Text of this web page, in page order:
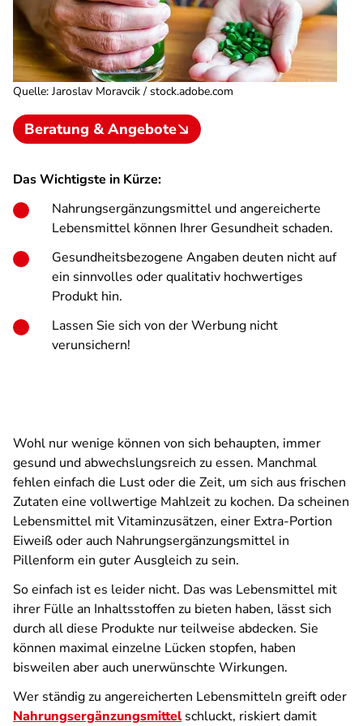
Quelle: Jaroslav Moravcik / stock.adobe.com
Beratung & Angebote
Das Wichtigste in Kürze:
Nahrungsergänzungsmittel und angereicherte
Lebensmittel können Ihrer Gesundheit schaden.
Gesundheitsbezogene Angaben deuten nicht auf
ein sinnvolles oder qualitativ hochwertiges
Produkt hin.
Lassen Sie sich von der Werbung nicht
verunsichern!
Wohl nur wenige können von sich behaupten, immer
gesund und abwechslungsreich zu essen. Manchmal
fehlen einfach die Lust oder die Zeit, um sich aus frischen
Zutaten eine vollwertige Mahlzeit zu kochen. Da scheinen
Lebensmittel mit Vitaminzusätzen, einer Extra-Portion
Eiweiß oder auch Nahrungsergänzungsmittel in
Pillenform ein guter Ausgleich zu sein.
So einfach ist es leider nicht. Das was Lebensmittel mit
ihrer Fülle an Inhaltsstoffen zu bieten haben, lässt sich
durch all diese Produkte nur teilweise abdecken. Sie
können maximal einzelne Lücken stopfen, haben
bisweilen aber auch unerwünschte Wirkungen.
Wer ständig zu angereicherten Lebensmitteln greift oder
Nahrungsergänzungsmittelschluckt, riskiert damit